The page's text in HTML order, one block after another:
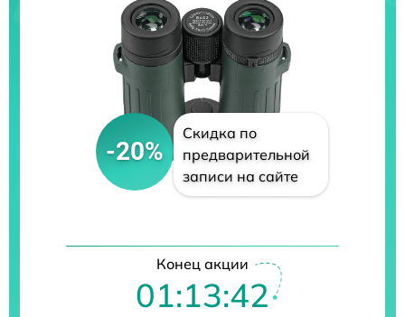
-20%
Скидка по
предварительной
записи на сайте
Конец акции
01:13:41